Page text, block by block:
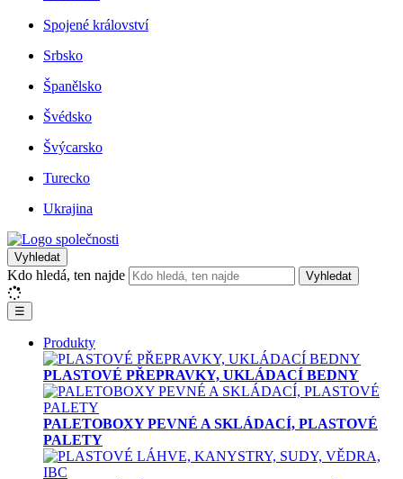
Spojené království
Srbsko
Španělsko
Švédsko
Švýcarsko
Turecko
Ukrajina
Vyhledat
Kdo hledá, ten najde Vyhledat
☰
Produkty
PLASTOVÉ PŘEPRAVKY, UKLÁDACÍ BEDNY
PALETOBOXY PEVNÉ A SKLÁDACÍ, PLASTOVÉ
PALETY